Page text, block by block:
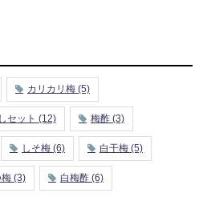
カリカリ梅 (5)
セット (12) 梅酢 (3)
しそ梅 (6) 白干梅 (5)
梅 (3) 白梅酢 (6)